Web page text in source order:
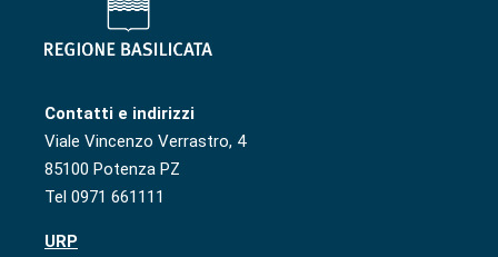
Contatti e indirizzi
Viale Vincenzo Verrastro, 4
85100 Potenza PZ
Tel 0971 661111
URP